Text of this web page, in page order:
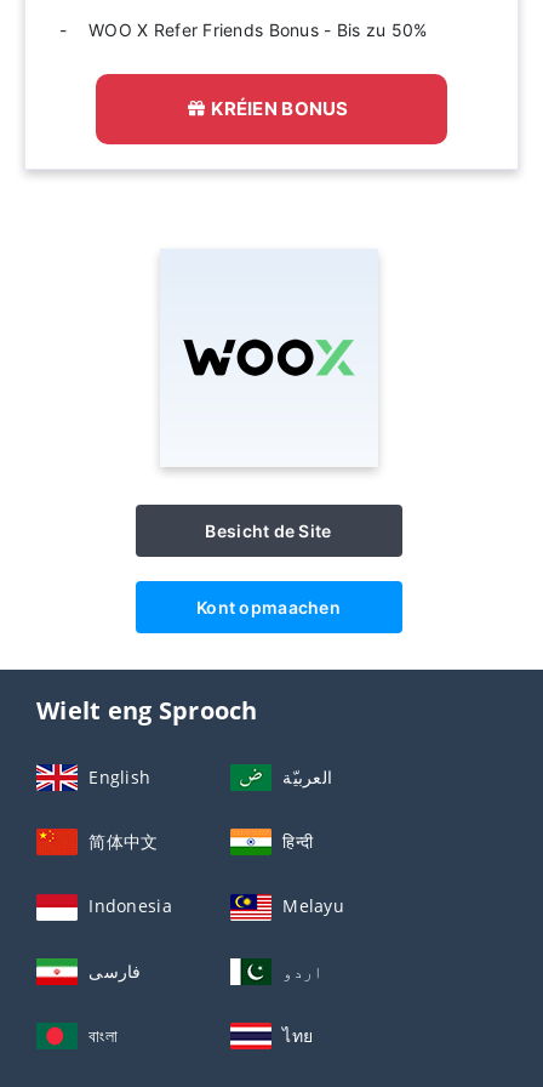
WOO X Refer Friends Bonus - Bis zu 50%
KRÉIEN BONUS
Besicht de Site
Kont opmaachen
Wielt eng Sprooch
English العربيّة
简体中文 हिन्दी
Indonesia Melayu
فارسی اردو
বাংলা ไทย